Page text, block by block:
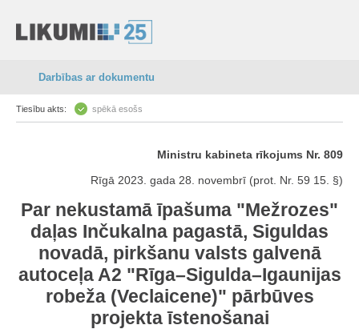
Darbības ar dokumentu
Tiesību akts: spēkā esošs
Ministru kabineta rīkojums Nr. 809
Rīgā 2023. gada 28. novembrī (prot. Nr. 59 15. §)
Par nekustamā īpašuma "Mežrozes"
daļas Inčukalna pagastā, Siguldas
novadā, pirkšanu valsts galvenā
autoceļa A2 "Rīga–Sigulda–Igaunijas
robeža (Veclaicene)" pārbūves
projekta īstenošanai